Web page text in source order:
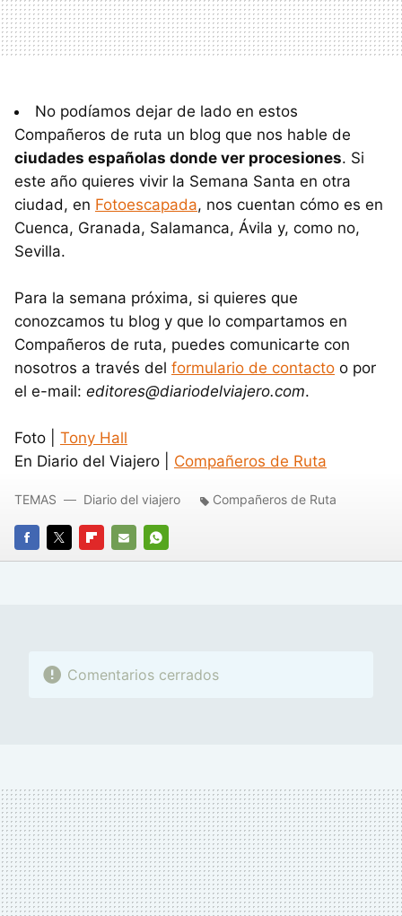
No podíamos dejar de lado en estos
Compañeros de ruta un blog que nos hable de
ciudades españolas donde ver procesiones. Si
este año quieres vivir la Semana Santa en otra
ciudad, en Fotoescapada, nos cuentan cómo es en
Cuenca, Granada, Salamanca, Ávila y, como no,
Sevilla.
Para la semana próxima, si quieres que
conozcamos tu blog y que lo compartamos en
Compañeros de ruta, puedes comunicarte con
nosotros a través del formulario de contacto o por
el e-mail: editores@diariodelviajero.com.
Foto | Tony Hall
En Diario del Viajero | Compañeros de Ruta
FACEBOOK
TWITTERFLIPBOARD
E-
WHATSAPP
TEMAS Diario del viajero Compañeros de Ruta
Comentarios cerrados